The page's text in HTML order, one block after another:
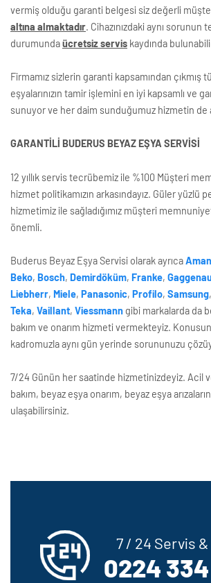
vermiş olduğu garanti belgesi siz değerli
altına almaktadır. Cihazınızdaki aynı sorunun
durumundaücretsiz servis kaydında
Firmamız sizlerin garanti kapsamından çıkmış
eşyalarınızın tamir işlemini en iyi kapsamlı ve
sunuyor ve her daim sunduğumuz hizmetin de
GARANTİLİ BUDERUS BEYAZ EŞYA SERVİSİ
12 yıllık servis tecrübemiz ile %100 Müşteri
hizmet politikamızın arkasındayız. Güler yüzlü
hizmetimiz ile sağladığımız müşteri
önemli.
Buderus Beyaz Eşya Servisi olarak ayrıca
Beko, Bosch, Demirdöküm, Franke,
Liebherr, Miele, Panasonic, Profilo, Samsung,
Teka, Vaillant, Viessmann gibi markalarda da
bakım ve onarım hizmeti vermekteyiz.
kadromuzla aynı gün yerinde sorununuzu
7/24 Günün her saatinde hizmetinizdeyiz. Acil
bakım, beyaz eşya onarım, beyaz eşya
ulaşabilirsiniz.
7 / 24 Servis
0224 334